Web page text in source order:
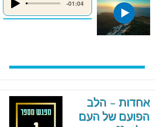
-01:04
אחדות – הלב
הפועם של העם